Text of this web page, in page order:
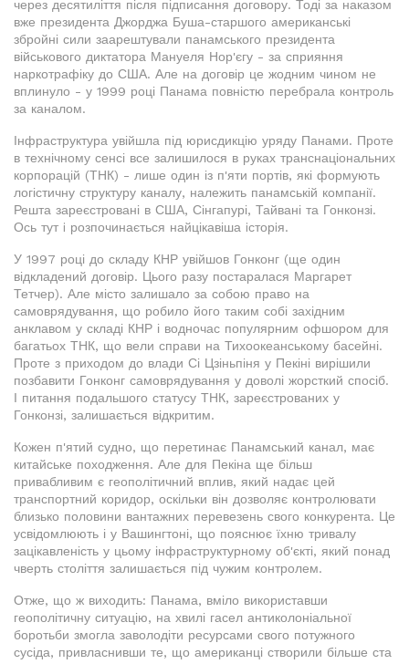
через десятиліття після підписання договору. Тоді за наказом
вже президента Джорджа Буша-старшого американські
збройні сили заарештували панамського президента
військового диктатора Мануеля Нор'єгу - за сприяння
наркотрафіку до США. Але на договір це жодним чином не
вплинуло - у 1999 році Панама повністю перебрала контроль
за каналом.
Інфраструктура увійшла під юрисдикцію уряду Панами. Проте
в технічному сенсі все залишилося в руках транснаціональних
корпорацій (ТНК) - лише один із п'яти портів, які формують
логістичну структуру каналу, належить панамській компанії.
Решта зареєстровані в США, Сінгапурі, Тайвані та Гонконзі.
Ось тут i розпочинається найцікавіша iсторiя.
У 1997 році до складу КНР увійшов Гонконг (ще один
відкладений договір. Цього разу постаралася Маргарет
Тетчер). Але місто залишало за собою право на
самоврядування, що робило його таким собі західним
анклавом у складі КНР і водночас популярним офшором для
багатьох ТНК, що вели справи на Тихоокеанському басейні.
Проте з приходом до влади Сі Цзіньпіня у Пекіні вирішили
позбавити Гонконг самоврядування у доволі жорсткий спосіб.
І питання подальшого статусу ТНК, зареєстрованих у
Гонконзі, залишається відкритим.
Кожен п'ятий судно, що перетинає Панамський канал, має
китайське походження. Але для Пекіна ще більш
привабливим є геополітичний вплив, який надає цей
транспортний коридор, оскільки він дозволяє контролювати
близько половини вантажних перевезень свого конкурента. Це
усвідомлюють і у Вашингтоні, що пояснює їхню тривалу
зацікавленість у цьому інфраструктурному об'єкті, який понад
чверть століття залишається під чужим контролем.
Отже, що ж виходить: Панама, вміло використавши
геополітичну ситуацію, на хвилі гасел антиколоніальної
боротьби змогла заволодіти ресурсами свого потужного
сусіда, привласнивши те, що американці створили більше ста